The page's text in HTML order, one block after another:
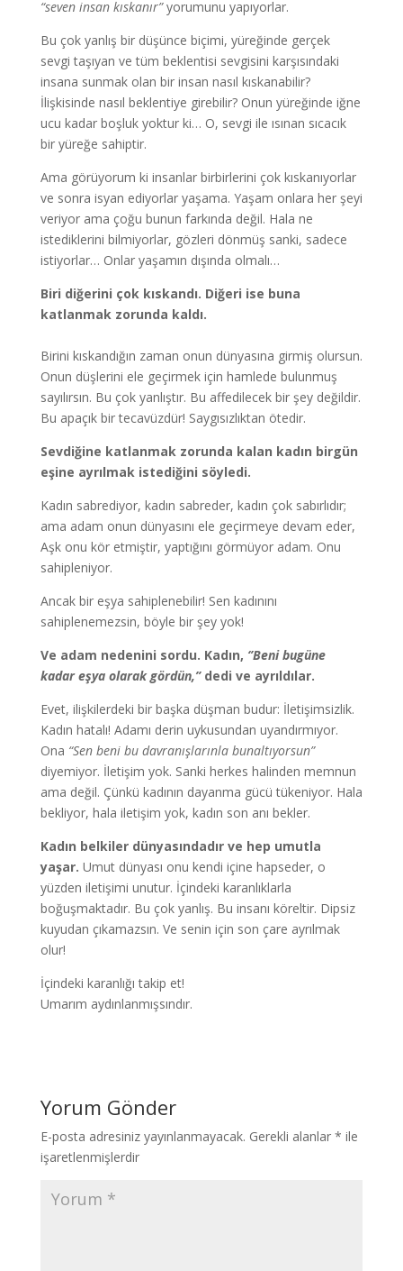
“seven insan kıskanır”yorumunu yapıyorlar.
Bu çok yanlış bir düşünce biçimi, yüreğinde gerçek
sevgi taşıyan ve tüm beklentisi sevgisini karşısındaki
insana sunmak olan bir insan nasıl kıskanabilir?
İlişkisinde nasıl beklentiye girebilir? Onun yüreğinde iğne
ucu kadar boşluk yoktur ki… O, sevgi ile ısınan sıcacık
bir yüreğe sahiptir.
Ama görüyorum ki insanlar birbirlerini çok kıskanıyorlar
ve sonra isyan ediyorlar yaşama. Yaşam onlara her şeyi
veriyor ama çoğu bunun farkında değil. Hala ne
istediklerini bilmiyorlar, gözleri dönmüş sanki, sadece
istiyorlar… Onlar yaşamın dışında olmalı…
Biri diğerini çok kıskandı. Diğeri ise buna
katlanmak zorunda kaldı.
Birini kıskandığın zaman onun dünyasına girmiş olursun.
Onun düşlerini ele geçirmek için hamlede bulunmuş
sayılırsın. Bu çok yanlıştır. Bu affedilecek bir şey değildir.
Bu apaçık bir tecavüzdür! Saygısızlıktan ötedir.
Sevdiğine katlanmak zorunda kalan kadın birgün
eşine ayrılmak istediğini söyledi.
Kadın sabrediyor, kadın sabreder, kadın çok sabırlıdır;
ama adam onun dünyasını ele geçirmeye devam eder,
Aşk onu kör etmiştir, yaptığını görmüyor adam. Onu
sahipleniyor.
Ancak bir eşya sahiplenebilir! Sen kadınını
sahiplenemezsin, böyle bir şey yok!
Ve adam nedenini sordu. Kadın, ‘’Beni bugüne
kadar eşya olarak gördün,’’ dedi ve ayrıldılar.
Evet, ilişkilerdeki bir başka düşman budur: İletişimsizlik.
Kadın hatalı! Adamı derin uykusundan uyandırmıyor.
Ona “Sen beni bu davranışlarınla bunaltıyorsun”
diyemiyor. İletişim yok. Sanki herkes halinden memnun
ama değil. Çünkü kadının dayanma gücü tükeniyor. Hala
bekliyor, hala iletişim yok, kadın son anı bekler.
Kadın belkiler dünyasındadır ve hep umutla
yaşar. Umut dünyası onu kendi içine hapseder, o
yüzden iletişimi unutur. İçindeki karanlıklarla
boğuşmaktadır. Bu çok yanlış. Bu insanı köreltir. Dipsiz
kuyudan çıkamazsın. Ve senin için son çare ayrılmak
olur!
İçindeki karanlığı takip et!
Umarım aydınlanmışsındır.
Yorum Gönder
E-posta adresiniz yayınlanmayacak. Gerekli alanlar * ile
işaretlenmişlerdir